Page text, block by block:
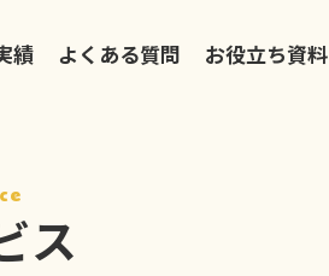
績 よくある質問 お役立ち資料
ス